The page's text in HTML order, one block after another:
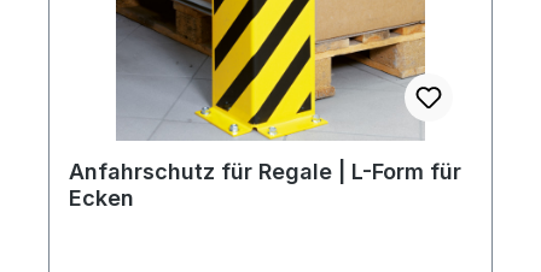
Anfahrschutz für Regale | L-Form für
Ecken